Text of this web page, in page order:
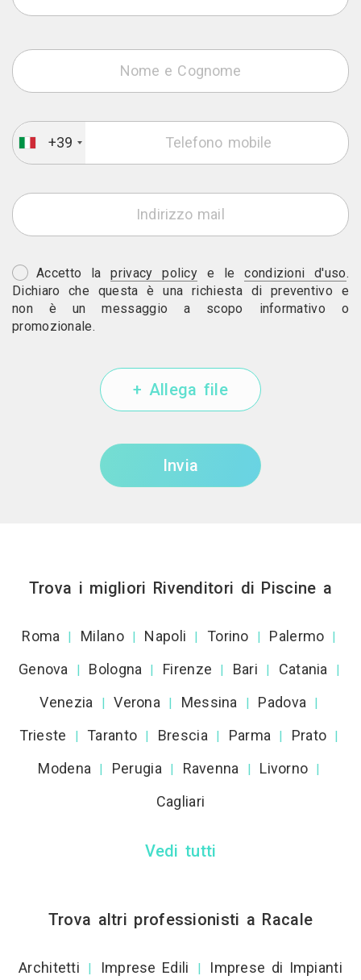
+39
Accetto laprivacy policy e lecondizioni d'uso.
Dichiaro che questa è una richiesta di preventivo e
non è un messaggio a scopo informativo o
promozionale.
+ Allega file
Invia
Trova i migliori Rivenditori di Piscine a
Roma | Milano | Napoli | Torino | Palermo |
Genova | Bologna | Firenze | Bari | Catania |
Venezia | Verona | Messina | Padova |
Trieste | Taranto | Brescia | Parma | Prato |
Modena | Perugia | Ravenna | Livorno |
Cagliari
Vedi tutti
Trova altri professionisti a Racale
Architetti | Imprese Edili |
Imprese di Impianti